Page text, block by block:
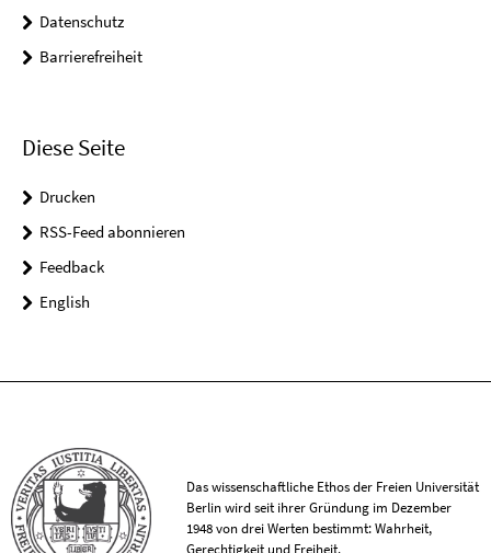
Datenschutz
Barrierefreiheit
Diese Seite
Drucken
RSS-Feed abonnieren
Feedback
English
Das wissenschaftliche Ethos der Freien Universität
Berlin wird seit ihrer Gründung im Dezember
1948 von drei Werten bestimmt: Wahrheit,
Gerechtigkeit und Freiheit.